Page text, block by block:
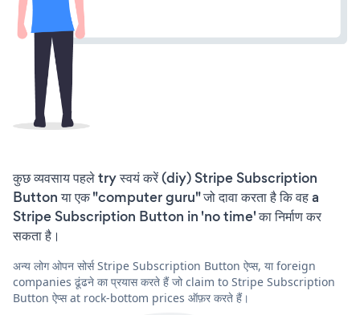
कुछ व्यवसाय पहले try स्वयं करें (diy) Stripe Subscription
Button या एक "computer guru" जो दावा करता है कि वह a
Stripe Subscription Button in 'no time' का निर्माण कर
सकता है।
अन्य लोग ओपन सोर्स Stripe Subscription Button ऐप्स, या foreign
companies ढूंढने का प्रयास करते हैं जो claim to Stripe Subscription
Button ऐप्स at rock-bottom prices ऑफ़र करते हैं।